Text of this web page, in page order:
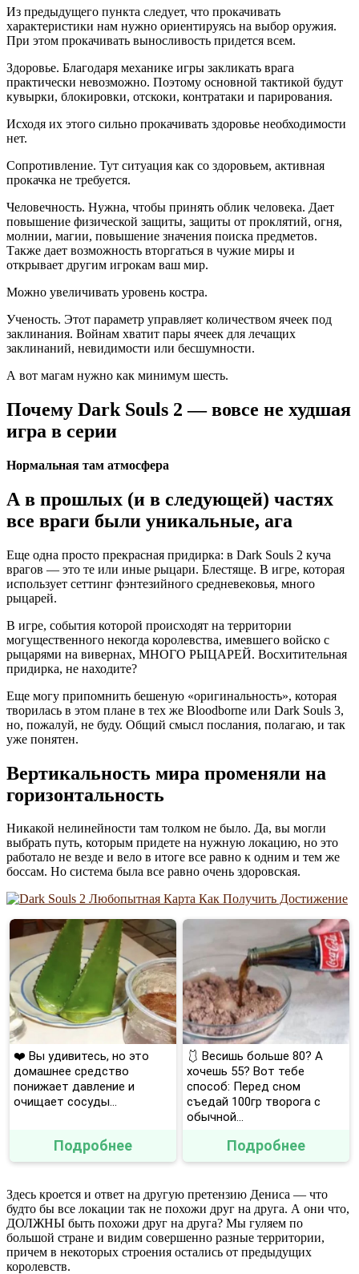
Из предыдущего пункта следует, что прокачивать
характеристики нам нужно ориентируясь на выбор оружия.
При этом прокачивать выносливость придется всем.
Здоровье. Благодаря механике игры закликать врага
практически невозможно. Поэтому основной тактикой будут
кувырки, блокировки, отскоки, контратаки и парирования.
Исходя их этого сильно прокачивать здоровье необходимости
нет.
Сопротивление. Тут ситуация как со здоровьем, активная
прокачка не требуется.
Человечность. Нужна, чтобы принять облик человека. Дает
повышение физической защиты, защиты от проклятий, огня,
молнии, магии, повышение значения поиска предметов.
Также дает возможность вторгаться в чужие миры и
открывает другим игрокам ваш мир.
Можно увеличивать уровень костра.
Ученость. Этот параметр управляет количеством ячеек под
заклинания. Войнам хватит пары ячеек для лечащих
заклинаний, невидимости или бесшумности.
А вот магам нужно как минимум шесть.
Почему Dark Souls 2 — вовсе не худшая
игра в серии
Нормальная там атмосфера
А в прошлых (и в следующей) частях
все враги были уникальные, ага
Еще одна просто прекрасная придирка: в Dark Souls 2 куча
врагов — это те или иные рыцари. Блестяще. В игре, которая
использует сеттинг фэнтезийного средневековья, много
рыцарей.
В игре, события которой происходят на территории
могущественного некогда королевства, имевшего войско с
рыцарями на вивернах, МНОГО РЫЦАРЕЙ. Восхитительная
придирка, не находите?
Еще могу припомнить бешеную «оригинальность», которая
творилась в этом плане в тех же Bloodborne или Dark Souls 3,
но, пожалуй, не буду. Общий смысл послания, полагаю, и так
уже понятен.
Вертикальность мира променяли на
горизонтальность
Никакой нелинейности там толком не было. Да, вы могли
выбрать путь, которым придете на нужную локацию, но это
работало не везде и вело в итоге все равно к одним и тем же
боссам. Но система была все равно очень здоровская.
❤️ Вы удивитесь, но это
домашнее средство
понижает давление и
очищает сосуды...
Подробнее
🩱 Весишь больше 80? А
хочешь 55? Вот тебе
способ: Перед сном
съедай 100гр творога с
обычной...
Подробнее
Здесь кроется и ответ на другую претензию Дениса — что
будто бы все локации так не похожи друг на друга. А они что,
ДОЛЖНЫ быть похожи друг на друга? Мы гуляем по
большой стране и видим совершенно разные территории,
причем в некоторых строения остались от предыдущих
королевств.